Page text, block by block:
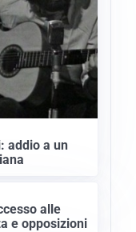
addio a un
alle
e opposizioni